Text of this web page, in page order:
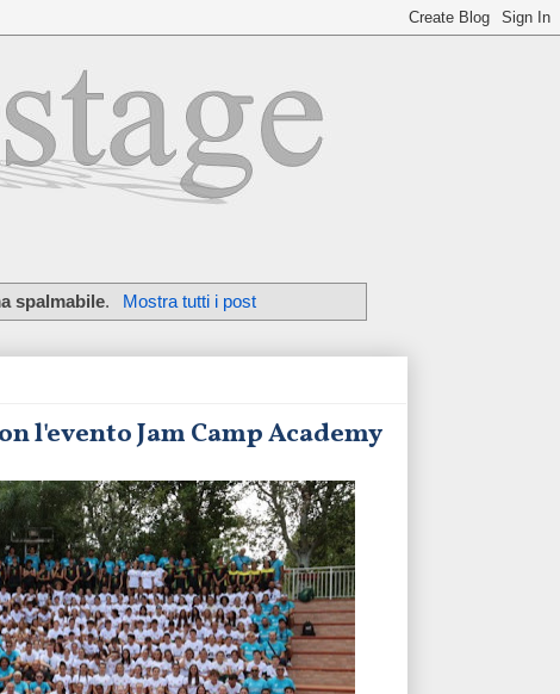
spalmabile. Mostra tutti i post
l'evento Jam Camp Academy